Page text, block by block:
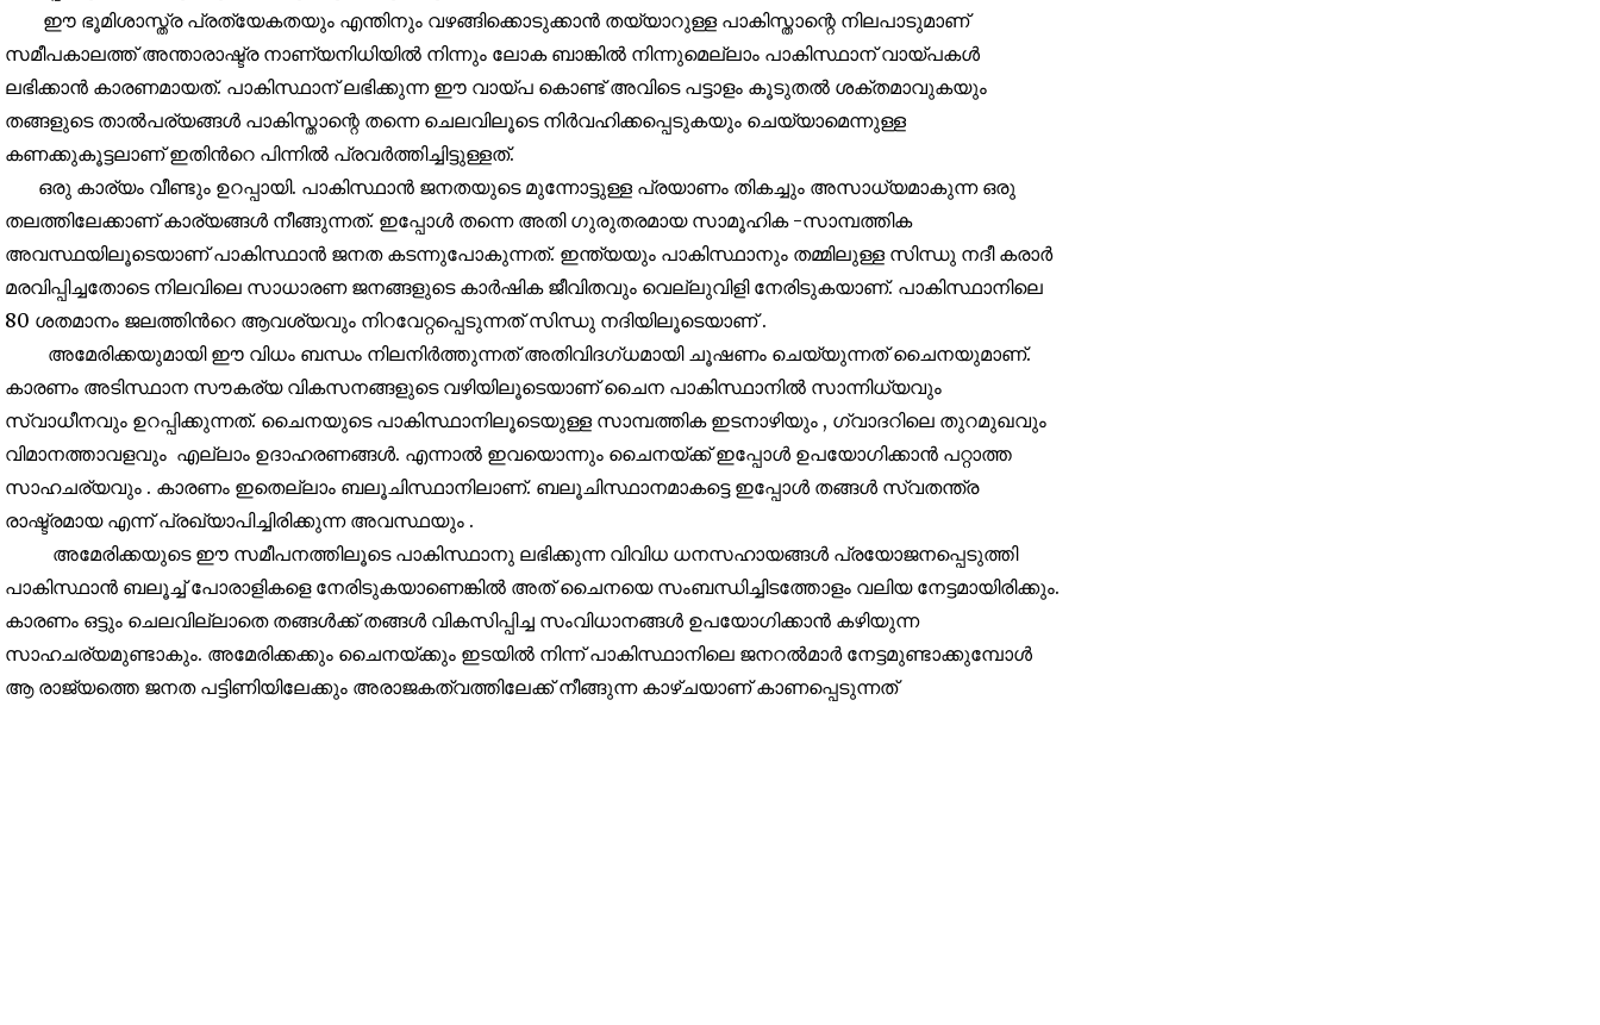
ഈ ഭൂമിശാസ്ത്ര പ്രത്യേകതയും എന്തിനും വഴങ്ങിക്കൊടുക്കാൻ തയ്യാറുള്ള പാകിസ്താന്റെ നിലപാടുമാണ്
സമീപകാലത്ത് അന്താരാഷ്ട്ര നാണ്യനിധിയിൽ നിന്നും ലോക ബാങ്കിൽ നിന്നുമെല്ലാം പാകിസ്ഥാന് വായ്പകൾ
ലഭിക്കാൻ കാരണമായത്. പാകിസ്ഥാന് ലഭിക്കുന്ന ഈ വായ്പ കൊണ്ട് അവിടെ പട്ടാളം കൂടുതൽ ശക്തമാവുകയും
തങ്ങളുടെ താൽപര്യങ്ങൾ പാകിസ്താന്റെ തന്നെ ചെലവിലൂടെ നിർവഹിക്കപ്പെടുകയും ചെയ്യാമെന്നുള്ള
കണക്കുകൂട്ടലാണ് ഇതിൻറെ പിന്നിൽ പ്രവർത്തിച്ചിട്ടുള്ളത്.
ഒരു കാര്യം വീണ്ടും ഉറപ്പായി. പാകിസ്ഥാൻ ജനതയുടെ മുന്നോട്ടുള്ള പ്രയാണം തികച്ചും അസാധ്യമാകുന്ന ഒരു
തലത്തിലേക്കാണ് കാര്യങ്ങൾ നീങ്ങുന്നത്. ഇപ്പോൾ തന്നെ അതി ഗുരുതരമായ സാമൂഹിക -സാമ്പത്തിക
അവസ്ഥയിലൂടെയാണ് പാകിസ്ഥാൻ ജനത കടന്നുപോകുന്നത്. ഇന്ത്യയും പാകിസ്ഥാനും തമ്മിലുള്ള സിന്ധു നദീ കരാർ
മരവിപ്പിച്ചതോടെ നിലവിലെ സാധാരണ ജനങ്ങളുടെ കാർഷിക ജീവിതവും വെല്ലുവിളി നേരിടുകയാണ്. പാകിസ്ഥാനിലെ
80 ശതമാനം ജലത്തിൻറെ ആവശ്യവും നിറവേറ്റപ്പെടുന്നത് സിന്ധു നദിയിലൂടെയാണ് .
അമേരിക്കയുമായി ഈ വിധം ബന്ധം നിലനിർത്തുന്നത് അതിവിദഗ്ധമായി ചൂഷണം ചെയ്യുന്നത് ചൈനയുമാണ്.
കാരണം അടിസ്ഥാന സൗകര്യ വികസനങ്ങളുടെ വഴിയിലൂടെയാണ് ചൈന പാകിസ്ഥാനിൽ സാന്നിധ്യവും
സ്വാധീനവും ഉറപ്പിക്കുന്നത്. ചൈനയുടെ പാകിസ്ഥാനിലൂടെയുള്ള സാമ്പത്തിക ഇടനാഴിയും , ഗ്വാദറിലെ തുറമുഖവും
വിമാനത്താവളവും എല്ലാം ഉദാഹരണങ്ങൾ. എന്നാൽ ഇവയൊന്നും ചൈനയ്ക്ക് ഇപ്പോൾ ഉപയോഗിക്കാൻ പറ്റാത്ത
സാഹചര്യവും . കാരണം ഇതെല്ലാം ബലൂചിസ്ഥാനിലാണ്. ബലൂചിസ്ഥാനമാകട്ടെ ഇപ്പോൾ തങ്ങൾ സ്വതന്ത്ര
രാഷ്ട്രമായ എന്ന് പ്രഖ്യാപിച്ചിരിക്കുന്ന അവസ്ഥയും .
അമേരിക്കയുടെ ഈ സമീപനത്തിലൂടെ പാകിസ്ഥാനു ലഭിക്കുന്ന വിവിധ ധനസഹായങ്ങൾ പ്രയോജനപ്പെടുത്തി
പാകിസ്ഥാൻ ബലൂച്ച് പോരാളികളെ നേരിടുകയാണെങ്കിൽ അത് ചൈനയെ സംബന്ധിച്ചിടത്തോളം വലിയ നേട്ടമായിരിക്കും.
കാരണം ഒട്ടും ചെലവില്ലാതെ തങ്ങൾക്ക് തങ്ങൾ വികസിപ്പിച്ച സംവിധാനങ്ങൾ ഉപയോഗിക്കാൻ കഴിയുന്ന
സാഹചര്യമുണ്ടാകും. അമേരിക്കക്കും ചൈനയ്ക്കും ഇടയിൽ നിന്ന് പാകിസ്ഥാനിലെ ജനറൽമാർ നേട്ടമുണ്ടാക്കുമ്പോൾ
ആ രാജ്യത്തെ ജനത പട്ടിണിയിലേക്കും അരാജകത്വത്തിലേക്ക് നീങ്ങുന്ന കാഴ്ചയാണ് കാണപ്പെടുന്നത്